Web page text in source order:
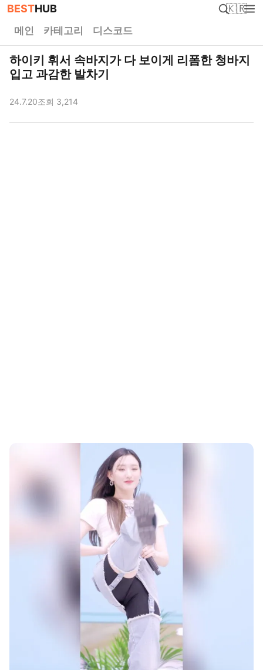
BESTHUB 🇰🇷
메인 카테고리 디스코드
하이키 휘서 속바지가 다 보이게 리폼한 청바지
입고 과감한 발차기
24.7.20조회 3,214